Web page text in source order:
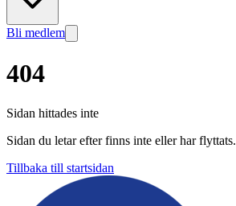
Bli medlem
404
Sidan hittades inte
Sidan du letar efter finns inte eller har flyttats.
Tillbaka till startsidan